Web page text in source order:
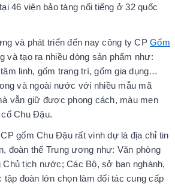
46 viện bảo tàng nổi tiếng ở 32 quốc
và phát triển đến nay công ty CP Gốm
và tạo ra nhiều dòng sản phẩm như:
linh, gốm trang trí, gốm gia dụng…
và ngoài nước với nhiều mẫu mã
vẫn giữ được phong cách, màu men
Chu Đậu.
gốm Chu Đậu rất vinh dự là địa chỉ tin
đoàn thể Trung ương như: Văn phòng
Chủ tịch nước; Các Bộ, sở ban nghành,
tập đoàn lớn chọn làm đối tác cung cấp